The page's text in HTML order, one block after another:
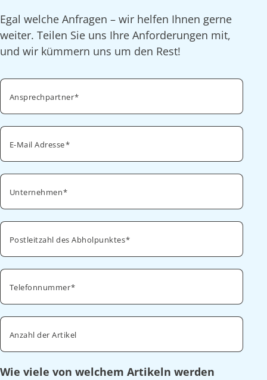
Egal welche Anfragen – wir helfen Ihnen gerne
weiter. Teilen Sie uns Ihre Anforderungen mit,
und wir kümmern uns um den Rest!
Ansprechpartner
E-Mail Adresse
Unternehmen
Postleitzahl des Abholpunktes
Telefonnummer
Anzahl der Artikel
Wie viele von welchem Artikeln werden